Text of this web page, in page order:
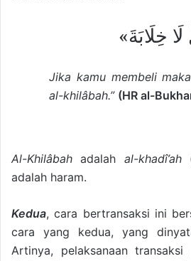
خِلَابَةَ»
Jika kamu membeli
al-khilâbah.” (HR al-
Al-Khilâbah adalah al-khadî’ah
adalah haram.
Kedua, cara bertransaksi ini
cara yang kedua, yang
Artinya, pelaksanaan